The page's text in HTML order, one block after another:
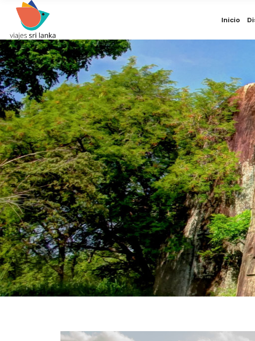
Inicio